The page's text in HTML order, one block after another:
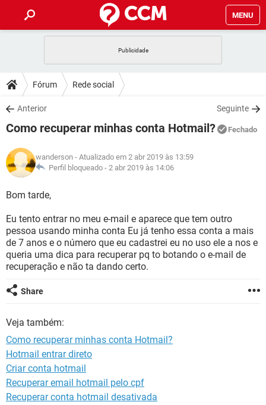
MENU
CELULAR
OUTLOOK
INSTAGRAM GMAIL
GUIA DE COMPRAS
DICAS
JOGOS
INSTAGRAM GMAIL
GUIA DE COMPRAS
DOWNLOADS
JOGOS WHATSAPP
CELULAR
OUTLOOK EXCEL
INSTAGRAM
JOGOS WHATSAPP
CELULAR
OUTLOOK
INSTAGRAM GMAIL
GUIA DE COMPRAS
GLOSSÁRIO
OUTLOOK EXCEL
INSTAGRAM GMAIL
GUIA DE COMPRAS
Fórum Rede social
Anterior Seguinte
Como recuperar minhas conta Hotmail? Fechado
wanderson - Atualizado em 2 abr 2019 às 13:59
Perfil bloqueado - 2 abr 2019 às 14:06
Bom tarde,
Eu tento entrar no meu e-mail e aparece que tem outro
pessoa usando minha conta Eu já tenho essa conta a mais
de 7 anos e o número que eu cadastrei eu no uso ele a nos e
queria uma dica para recuperar pq to botando o e-mail de
recuperação e não ta dando certo.
Share
Veja também:
Como recuperar minhas conta Hotmail?
Hotmail entrar direto
Criar conta hotmail
Recuperar email hotmail pelo cpf
Recuperar conta hotmail desativada